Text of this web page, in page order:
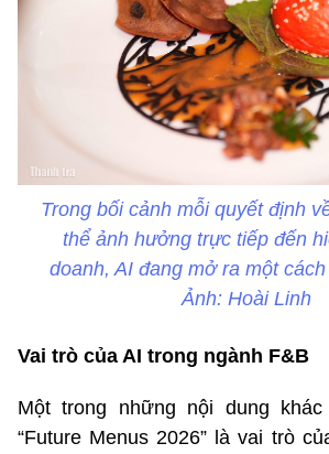
Trong bối cảnh mỗi quyết định
thể ảnh hưởng trực tiếp đến
doanh, AI đang mở ra một
Ảnh: Hoài Linh
Vai trò của AI trong ngành F&B
Một trong những nội dung
“Future Menus 2026” là vai trò